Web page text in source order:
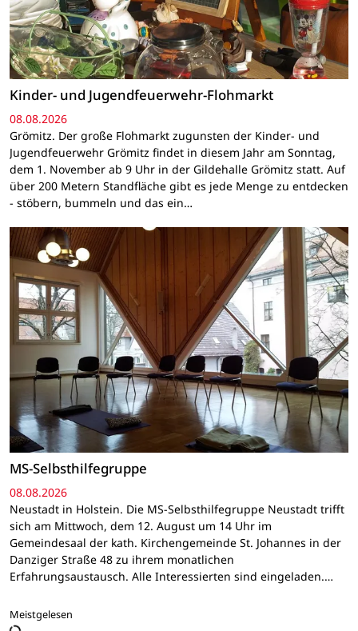
Kinder- und Jugendfeuerwehr-Flohmarkt
08.08.2026
Grömitz. Der große Flohmarkt zugunsten der Kinder- und
Jugendfeuerwehr Grömitz findet in diesem Jahr am Sonntag,
dem 1. November ab 9 Uhr in der Gildehalle Grömitz statt. Auf
über 200 Metern Standfläche gibt es jede Menge zu entdecken
- stöbern, bummeln und das ein…
MS-Selbsthilfegruppe
08.08.2026
Neustadt in Holstein. Die MS-Selbsthilfegruppe Neustadt trifft
sich am Mittwoch, dem 12. August um 14 Uhr im
Gemeindesaal der kath. Kirchengemeinde St. Johannes in der
Danziger Straße 48 zu ihrem monatlichen
Erfahrungsaustausch. Alle Interessierten sind eingeladen.…
Meistgelesen